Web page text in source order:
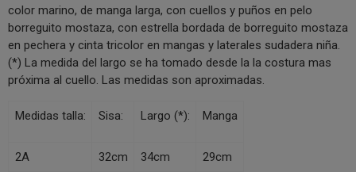
color marino, de manga larga, con cuellos y puños en pelo
borreguito mostaza, con estrella bordada de borreguito mostaza
en pechera y cinta tricolor en mangas y laterales sudadera niña.
(*) La medida del largo se ha tomado desde la la costura mas
próxima al cuello. Las medidas son aproximadas.
Medidas talla: Sisa: Largo (*): Manga
2A 32cm 34cm 29cm